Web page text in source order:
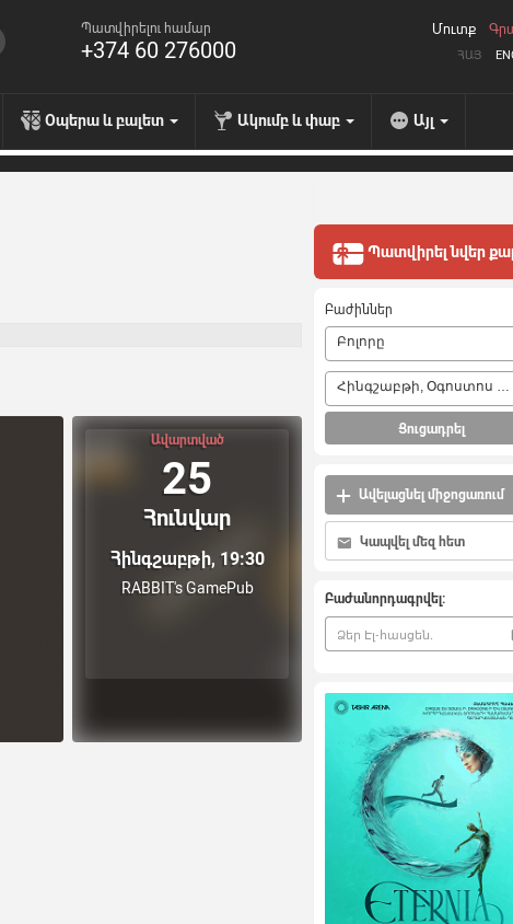
Պատվիրելու համար
+374 60 276000 ՀԱՅ
Մուտք
Օպերա և բալետ Ակումբ և փաբ Այլ
Ավարտված
25
Հունվար
Հինգշաբթի, 19:30
RABBIT's GamePub
Պատվիրել նվեր
Բաժիններ
Բոլորը
Հինգշաբթի, Օգոստոս 6, 2026
Ցուցադրել
Ավելացնել միջոցառում
Կապվել մեզ հետ
Բաժանորդագրվել: